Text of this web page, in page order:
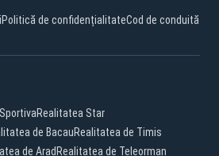
Politică de confidențialitateCod de conduită
Realitatea Star
de BacauRealitatea de Timis
de Arad Realitatea de Teleorman